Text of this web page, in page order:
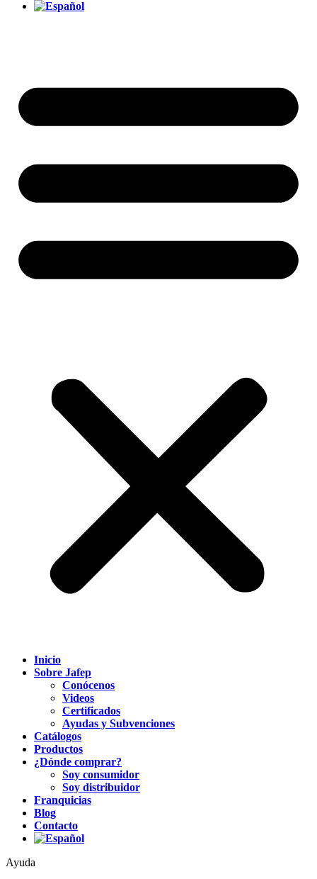
Inicio
Sobre Jafep
Conócenos
Videos
Certificados
Ayudas y Subvenciones
Catálogos
Productos
¿Dónde comprar?
Soy consumidor
Soy distribuidor
Franquicias
Blog
Contacto
Ayuda